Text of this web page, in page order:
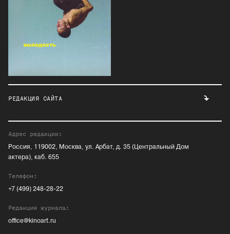
РЕДАКЦИЯ САЙТА
Адрес редакции:
Россия, 119002, Москва, ул. Арбат, д. 35 (Центральный Дом
актера), каб. 655
Телефон:
+7 (499) 248-28-22
Редакция журнала:
office@kinoart.ru